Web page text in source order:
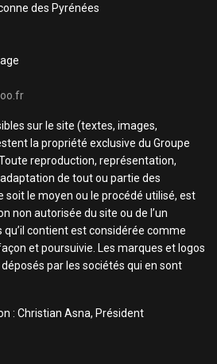
des Pyrénées
sur le site (textes, images,
la propriété exclusive du Groupe
reproduction, représentation,
de tout ou partie des
soit le moyen ou le procédé utilisé, est
non autorisée du site ou de l’un
contient est considérée comme
et poursuivie. Les marques et logos
par les sociétés qui en sont
: Christian Asna, Président